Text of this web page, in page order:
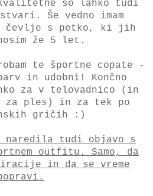
so lahko tudi
Še vedno imam
čevlje s petko, ki jih
že 5 let.
te športne copate -
in udobni! Končno
za v telovadnico (in
za ples) in za tek po
gričih :)
naredila tudi objavo s
outfitu. Samo, da
in da se vreme